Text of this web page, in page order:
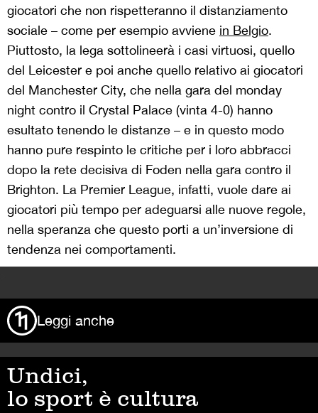
giocatori che non rispetteranno il distanziamento
sociale – come per esempio avviene in Belgio.
Piuttosto, la lega sottolineerà i casi virtuosi, quello
del Leicester e poi anche quello relativo ai giocatori
del Manchester City, che nella gara del monday
night contro il Crystal Palace (vinta 4-0) hanno
esultato tenendo le distanze – e in questo modo
hanno pure respinto le critiche per i loro abbracci
dopo la rete decisiva di Foden nella gara contro il
Brighton. La Premier League, infatti, vuole dare ai
giocatori più tempo per adeguarsi alle nuove regole,
nella speranza che questo porti a un’inversione di
tendenza nei comportamenti.
Leggi anche
Undici,
lo sport è cultura